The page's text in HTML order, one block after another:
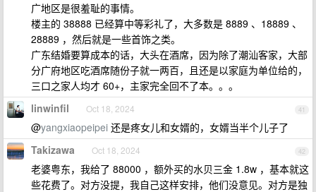
广地区是很羞耻的事情。
楼主的 38888 已经算中等彩礼了，大多数是 8889 、18889 、
28889 ，然后就是一些首饰之类。
广东结婚要算成本的话，大头在酒席，因为除了潮汕客家，大部
分广府地区吃酒席随份子就一两百，且还是以家庭为单位给的，
三口之家人均才 60+，主家完全回不了本。。。
41
linwinfil Oct 18, 2024
@yangxiaopeipei 还是疼女儿和女婿的，女婿当半个儿子了
42
Takizawa Oct 18, 2024
老婆粤东，我给了 88000 ，额外买的水贝三金 1.8w ，基本就这
些花费了。对方没提，我自己这样安排，他们没意见。对方是独